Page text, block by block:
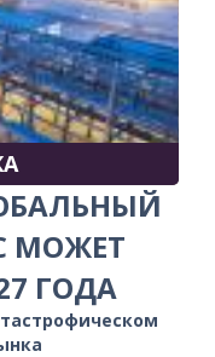
МОЖЕТ
ГОДА